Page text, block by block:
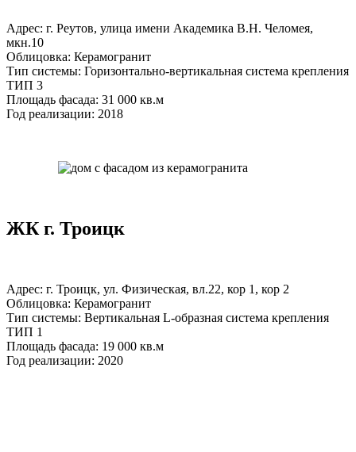
Адрес: г. Реутов, улица имени Академика В.Н. Челомея,
мкн.10
Облицовка: Керамогранит
Тип системы: Горизонтально-вертикальная система крепления
ТИП 3
Площадь фасада: 31 000 кв.м
Год реализации: 2018
ЖК г. Троицк
Адрес: г. Троицк, ул. Физическая, вл.22, кор 1, кор 2
Облицовка: Керамогранит
Тип системы: Вертикальная L-образная система крепления
ТИП 1
Площадь фасада: 19 000 кв.м
Год реализации: 2020